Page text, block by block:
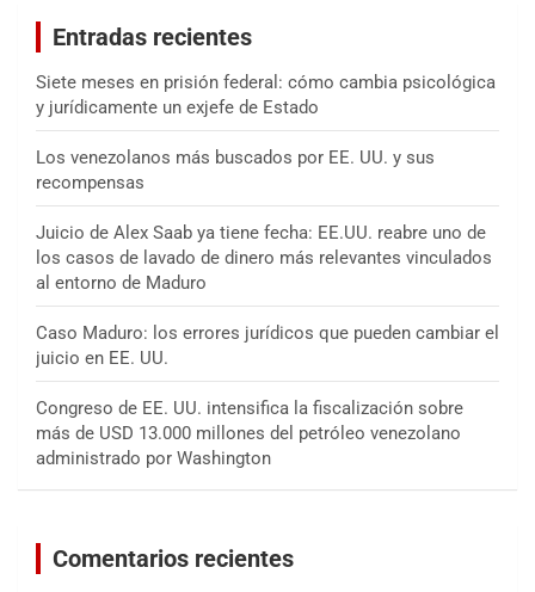
Entradas recientes
Siete meses en prisión federal: cómo cambia psicológica
y jurídicamente un exjefe de Estado
Los venezolanos más buscados por EE. UU. y sus
recompensas
Juicio de Alex Saab ya tiene fecha: EE.UU. reabre uno de
los casos de lavado de dinero más relevantes vinculados
al entorno de Maduro
Caso Maduro: los errores jurídicos que pueden cambiar el
juicio en EE. UU.
Congreso de EE. UU. intensifica la fiscalización sobre
más de USD 13.000 millones del petróleo venezolano
administrado por Washington
Comentarios recientes